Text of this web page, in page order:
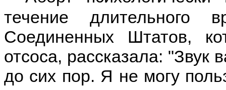
течение
Соединенных Штатов,
отсоса, рассказала: "Звук
до сих пор. Я не могу